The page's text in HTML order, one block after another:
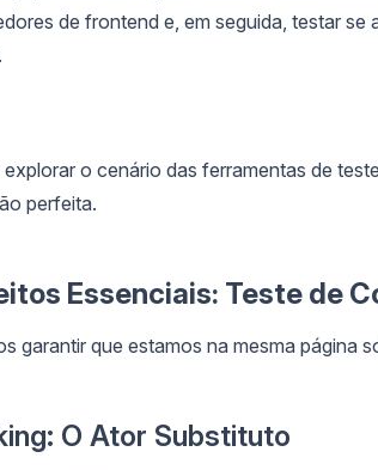
de frontend e, em seguida, testar
o cenário das ferramentas de
perfeita.
Essenciais: Teste de
garantir que estamos na mesma página
O Ator Substituto